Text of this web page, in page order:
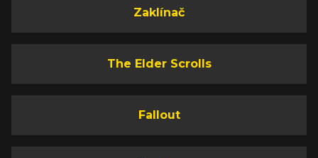
Zaklínač
The Elder Scrolls
Fallout